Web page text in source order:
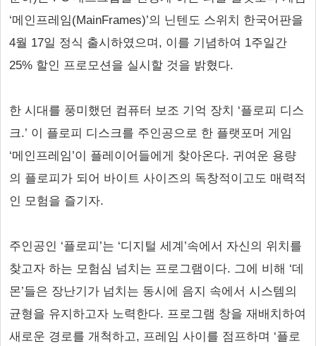
‘메인프레임(MainFrames)’의 닌텐도 스위치 한국어판을
4월 17일 정식 출시하였으며, 이를 기념하여 1주일간
25% 할인 프로모션을 실시할 것을 밝혔다.
한 시대를 풍미했던 컴퓨터 보조 기억 장치 ‘플로피 디스
크.’ 이 플로피 디스크를 주인공으로 한 플랫포머 게임
‘메인프레임’이 플레이어들에게 찾아온다. 귀여운 용량
의 플로피가 되어 바이트 사이즈의 독창적이고도 매력적
인 모험을 즐기자.
주인공인 ‘플로피’는 ‘디지털 세계’속에서 자신의 위치를
찾고자 하는 모험심 넘치는 프로그램이다. 그에 비해 ‘데
몬’들은 장난기가 넘치는 동시에 음지 속에서 시스템의
균형을 유지하고자 노력한다. 프로그램 창을 재배치하여
새로운 경로를 개척하고, 프레임 사이를 점프하며 ‘플로